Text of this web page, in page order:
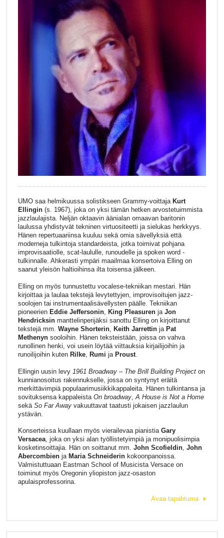
UMO saa helmikuussa solistikseen Grammy-voittaja Kurt
Ellingin(s. 1967), joka on yksi tämän hetken arvostetuimmista
jazzlaulajista. Neljän oktaavin äänialan omaavan baritonin
laulussa yhdistyvät tekninen virtuositeetti ja sielukas herkkyys.
Hänen repertuaariinsa kuuluu sekä omia sävellyksiä että
moderneja tulkintoja standardeista, jotka toimivat pohjana
improvisaatiolle, scat-laululle, runoudelle ja spoken word -
tulkinnalle. Ahkerasti ympäri maailmaa konsertoiva Elling on
saanut yleisön haltioihinsa ilta toisensa jälkeen.
Elling on myös tunnustettu vocalese-tekniikan mestari. Hän
kirjoittaa ja laulaa tekstejä levytettyjen, improvisoitujen jazz-
soolojen tai instrumentaalisävellysten päälle. Tekniikan
pioneerien Eddie Jeffersonin, King Pleasurenja Jon
Hendricksinmanttelinperijäksi sanottu Elling on kirjoittanut
tekstejä mm. Wayne Shorterin, Keith Jarrettinja Pat
Methenynsooloihin. Hänen teksteistään, joissa on vahva
runollinen henki, voi usein löytää viittauksia kirjailijoihin ja
runoilijoihin kuten Rilke, Rumi ja Proust.
Ellingin uusin levy 1961 Broadway – The Brill Building Projecton
kunnianosoitus rakennukselle, jossa on syntynyt eräitä
merkittävimpiä populaarimusiikkikappaleita. Hänen tulkintansa ja
sovituksensa kappaleista On broadway, A House is Not a Home
sekä So Far Awayvakuuttavat taatusti jokaisen jazzlaulun
ystävän.
Konserteissa kuullaan myös vierailevaa pianistia Gary
Versacea, joka on yksi alan työllistetyimpiä ja monipuolisimpia
kosketinsoittajia. Hän on soittanut mm. John Scofieldin, John
Abercombienja Maria Schneiderinkokoonpanoissa.
Valmistuttuaan Eastman School of Musicista Versace on
toiminut myös Oregonin yliopiston jazz-osaston
apulaisprofessorina.
Avaa tapahtuma